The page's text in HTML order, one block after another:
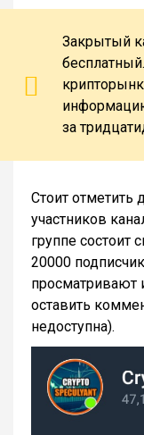
Закрытый
за
Стоит отметить
участников
группе
20000
просматривают
оставить
недоступна).